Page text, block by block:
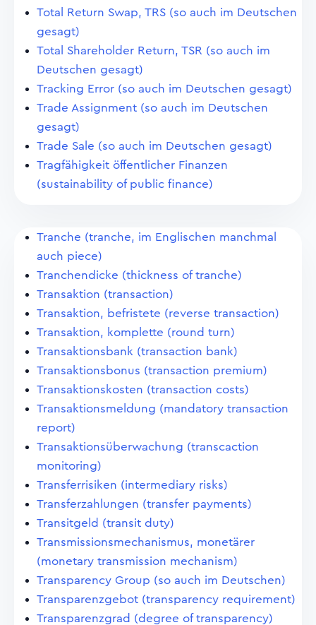
Total Return Swap, TRS (so auch im Deutschen
gesagt)
Total Shareholder Return, TSR (so auch im
Deutschen gesagt)
Tracking Error (so auch im Deutschen gesagt)
Trade Assignment (so auch im Deutschen
gesagt)
Trade Sale (so auch im Deutschen gesagt)
Tragfähigkeit öffentlicher Finanzen
(sustainability of public finance)
Tranche (tranche, im Englischen manchmal
auch piece)
Tranchendicke (thickness of tranche)
Transaktion (transaction)
Transaktion, befristete (reverse transaction)
Transaktion, komplette (round turn)
Transaktionsbank (transaction bank)
Transaktionsbonus (transaction premium)
Transaktionskosten (transaction costs)
Transaktionsmeldung (mandatory transaction
report)
Transaktionsüberwachung (transcaction
monitoring)
Transferrisiken (intermediary risks)
Transferzahlungen (transfer payments)
Transitgeld (transit duty)
Transmissionsmechanismus, monetärer
(monetary transmission mechanism)
Transparency Group (so auch im Deutschen)
Transparenzgebot (transparency requirement)
Transparenzgrad (degree of transparency)